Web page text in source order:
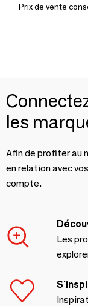
Prix de vente
les
Afin de profiter au
en relation avec
compte.
Les